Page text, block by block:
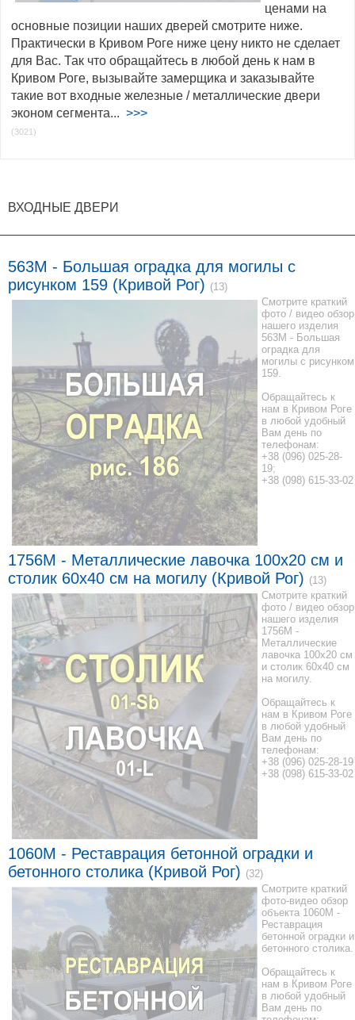
ценами на
основные позиции наших дверей смотрите ниже.
Практически в Кривом Роге ниже цену никто не сделает
для Вас. Так что обращайтесь в любой день к нам в
Кривом Роге, вызывайте замерщика и заказывайте
такие вот входные железные / металлические двери
эконом сегмента... >>>
(3021)
ВХОДНЫЕ ДВЕРИ
563M - Большая оградка для могилы с
рисунком 159 (Кривой Рог) (13)
Смотрите краткий
фото / видео обзор
нашего изделия
563M - Большая
оградка для
могилы с рисунком
159.
Обращайтесь к
нам в Кривом Роге
в любой удобный
Вам день по
телефонам:
+38 (096) 025-28-
19;
+38 (098) 615-33-02
1756M - Металлические лавочка 100x20 см и
столик 60x40 см на могилу (Кривой Рог) (13)
Смотрите краткий
фото / видео обзор
нашего изделия
1756M -
Металлические
лавочка 100x20 см
и столик 60x40 см
на могилу.
Обращайтесь к
нам в Кривом Роге
в любой удобный
Вам день по
телефонам:
+38 (096) 025-28-19
+38 (098) 615-33-02
1060M - Реставрация бетонной оградки и
бетонного столика (Кривой Рог) (32)
Смотрите краткий
фото-видео обзор
объекта 1060M -
Реставрация
бетонной оградки и
бетонного столика.
Обращайтесь к
нам в Кривом Роге
в любой удобный
Вам день по